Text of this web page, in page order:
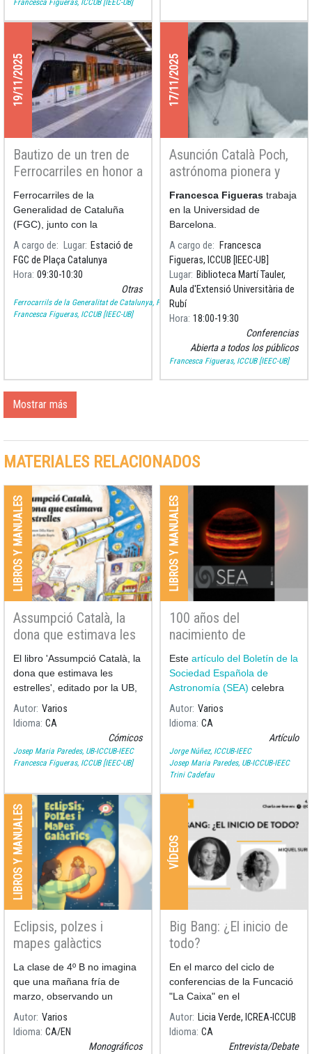
Mujeres (ICD) ha presentado
el libro 'Assumpció Català, la
mujer que amaba las
estrellas'. El libro cierra el
año que el ICD y el Govern
han dedicado a conmemorar
la figura de Català y Poch,
una mujer pionera en la
historia de la ciencia en
Catalunya.
Francesca Figueras, ICCUB [IEEC-UB]
19/11/2025
Bautizo de un tren de
Ferrocarriles en honor a
Assumpció Català
Ferrocarriles de la
Generalidad de Cataluña
(FGC), junto con la
Universidad de Barcelona, ​​el
Instituto Catalán de las
Mujeres y el Instituto de
bautizará un tren de la línea
B
A cargo de Lugar Estació de
FGC de Plaça Catalunya
Hora 09:30 10:30
Otras
Ferrocarrils de la Generalitat de Catalunya, FGC
Francesca Figueras, ICCUB [IEEC-UB]
17/11/2025
Asunción Català Poch,
astrónoma pionera y
apasionada por la
ciencia
Francesca Figueras trabaja
en la Universidad de
Barcelona.
A cargo de
Francesca
Figueras, ICCUB [IEEC-UB]
Lugar Biblioteca Martí Tauler,
Aula d'Extensió Universitària de
Rubí
Hora 18:00 19:30
Conferencias
Abierta a todos los públicos
Francesca Figueras, ICCUB [IEEC-UB]
Mostrar más
MATERIALES RELACIONADOS
LIBROS Y MANUALES
Assumpció Català, la
dona que estimava les
estrelles
El libro 'Assumpció Català, la
dona que estimava les
estrelles', editado por la UB,
escrito por Ramon Dilla (UB)
e ilustrado por Pilarín Bayés,
recoge los momentos más
significativos de la vida y l
Autor Varios
Idioma CA
Cómicos
Josep Maria Paredes, UB-ICCUB-IEEC
Francesca Figueras, ICCUB [IEEC-UB]
LIBROS Y MANUALES
100 años del
nacimiento de
Assumpció Català y
Poch en el Boletín 53
de la Sociedad
Española de
Astronomía
Este artículo del Boletín de la
Sociedad Española de
Astronomía (SEA) celebra
los 100 años del nacimiento
Autor Varios
Idioma CA
Artículo
Jorge Núñez, ICCUB-IEEC
Josep Maria Paredes, UB-ICCUB-IEEC
Trini Cadefau
LIBROS Y MANUALES
Eclipsis, polzes i
mapes galàctics
La clase de 4º B no imagina
que una mañana fría de
marzo, observando un
eclipse de Luna, será sólo el
comienzo de un viaje
Autor Varios
Idioma CA EN
Monográficos
VÍDEOS
Big Bang: ¿El inicio de
todo?
En el marco del ciclo de
conferencias de la Funcació
"La Caixa" en el
CosmoCaixa, #LiveTalks, se
desarrollará una
Autor Licia Verde, ICREA-ICCUB
Idioma CA
Entrevista/Debate